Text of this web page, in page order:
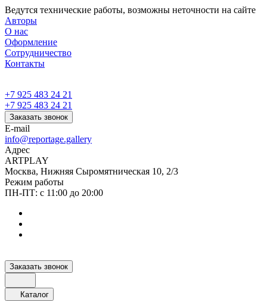
Ведутся технические работы, возможны неточности на сайте
Авторы
О нас
Оформление
Сотрудничество
Контакты
+7 925 483 24 21
+7 925 483 24 21
Заказать звонок
E-mail
info@reportage.gallery
Адрес
ARTPLAY
Москва, Нижняя Сыромятническая 10, 2/3
Режим работы
ПН-ПТ: с 11:00 до 20:00
Заказать звонок
Каталог